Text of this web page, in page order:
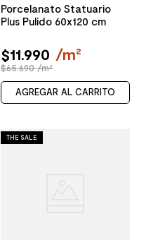
Porcelanato Statuario
Plus Pulido 60x120 cm
$11.990 /m²
$65.690 /m²
AGREGAR AL CARRITO
THE SALE